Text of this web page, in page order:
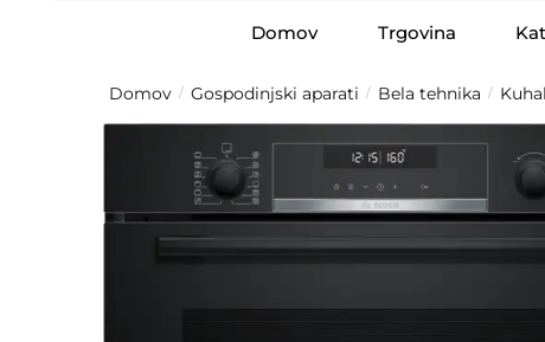
Domov Trgovina
Domov / Gospodinjski aparati / Bela tehnika /